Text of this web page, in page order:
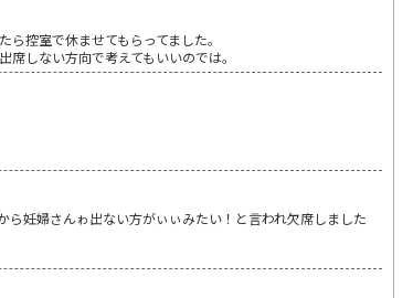
控室で休ませてもらってました。
しない方向で考えてもいいのでは。
妊婦さんゎ出ない方がぃぃみたい！と言われ欠席しました